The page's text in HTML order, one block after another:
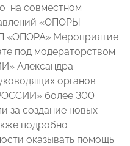
на совместном
«ОПОРЫ
«ОПОРА».Мероприятие
под модераторством
Александра
органов
более 300
за создание новых
подробно
оказывать помощь